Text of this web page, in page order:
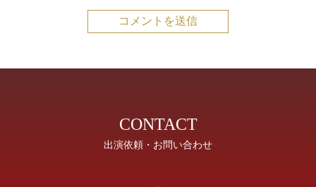
CONTACT
出演依頼・お問い合わせ